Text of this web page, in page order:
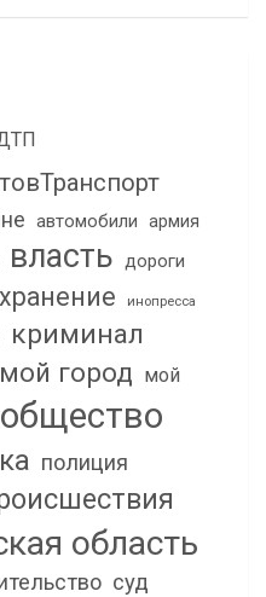
автомобили армия
власть дороги
инопресса
криминал
мой город мой
общество
полиция
область
суд